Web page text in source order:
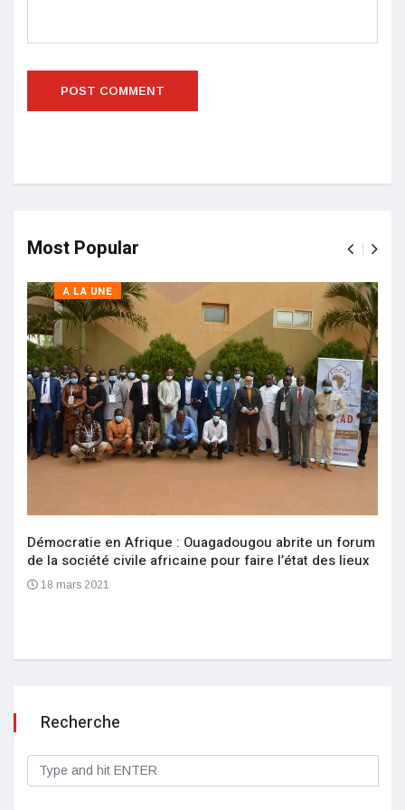
Most Popular
A LA UNE
Démocratie en Afrique : Ouagadougou abrite un forum
de la société civile africaine pour faire l’état des lieux
18 mars 2021
Recherche